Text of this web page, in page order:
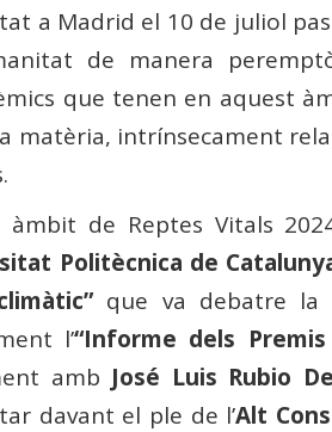
a Madrid el 10 de juliol
de manera
que tenen en aquest
matèria, intrínsecament
àmbit de Reptes Vitals
Politècnica de
que va debatre la
l’“Informe dels
amb José Luis Rubio
davant el ple de l’Alt